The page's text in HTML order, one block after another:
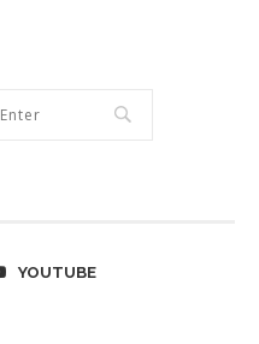
YOUTUBE